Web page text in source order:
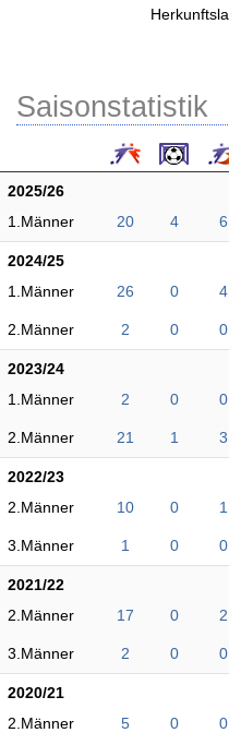
Saisonstatistik
2025/26
1.Männer
20 4 6
2024/25
1.Männer
26 0 4
2.Männer 2 0 0
2023/24
1.Männer
2 0 0
2.Männer 21 1 3
2022/23
2.Männer
10 0 1
3.Männer 1 0 0
2021/22
2.Männer
17 0 2
3.Männer 2 0 0
2020/21
2.Männer
5 0 0